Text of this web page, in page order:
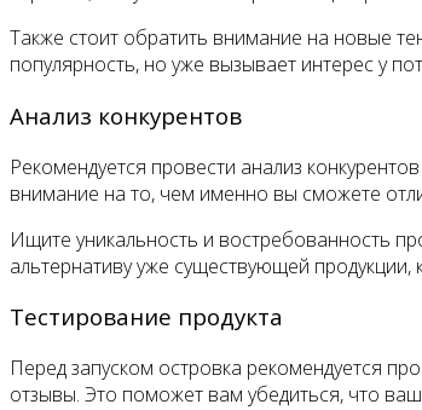
Также стоит обратить внимание на новые
популярность, но уже вызывает интерес у
Анализ конкурентов
Рекомендуется провести анализ
внимание на то, чем именно вы сможете
Ищите уникальность и востребованность
альтернативу уже существующей продукции,
Тестирование продукта
Перед запуском островка рекомендуется
отзывы. Это поможет вам убедиться, что